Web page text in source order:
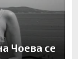
Чоева се